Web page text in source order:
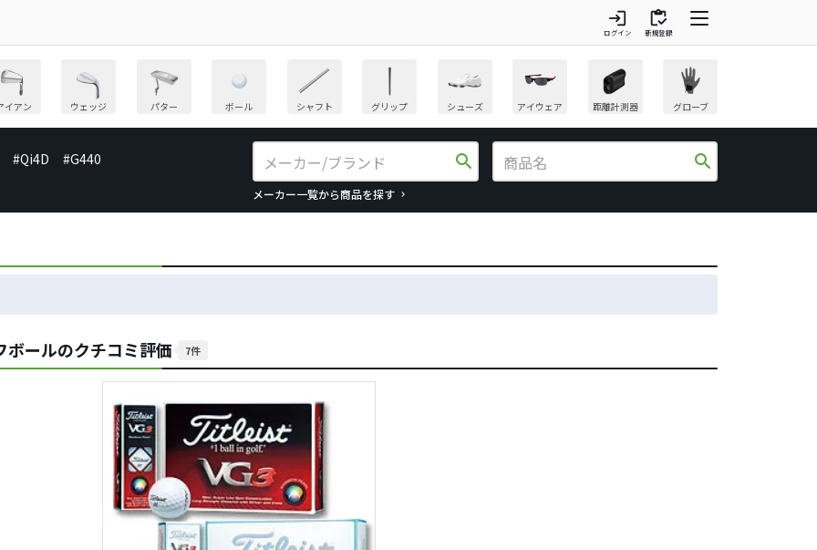
login
ログイン
inventory
新規登録
イアン ウェッジ パター ボール シャフト グリップ シューズ アイウェア 距離計測器 グローブ
#Qi4D #G440 search
メーカー一覧から商品を探す
search
ボールのクチコミ評価 7件